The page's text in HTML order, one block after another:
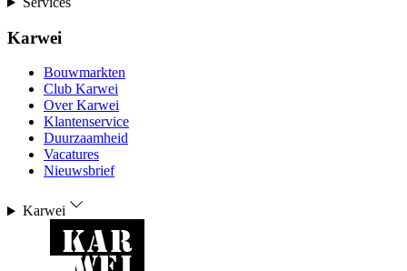
Karwei
Bouwmarkten
Club Karwei
Over Karwei
Klantenservice
Duurzaamheid
Vacatures
Nieuwsbrief
Karwei